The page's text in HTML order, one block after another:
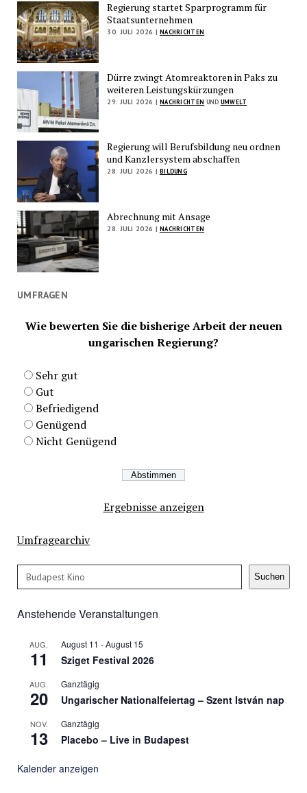
Regierung startet Sparprogramm für
Staatsunternehmen
30. JULI 2026 | NACHRICHTEN
Dürre zwingt Atomreaktoren in Paks zu
weiteren Leistungskürzungen
29. JULI 2026 | NACHRICHTEN UND UMWELT
Regierung will Berufsbildung neu ordnen
und Kanzlersystem abschaffen
28. JULI 2026 | BILDUNG
Abrechnung mit Ansage
28. JULI 2026 | NACHRICHTEN
UMFRAGEN
Wie bewerten Sie die bisherige Arbeit der neuen
ungarischen Regierung?
Sehr gut
Gut
Befriedigend
Genügend
Nicht Genügend
Ergebnisse anzeigen
Umfragearchiv
Suchen Suchen
Anstehende Veranstaltungen
AUG.
11
August 11 -August 15
Sziget Festival 2026
AUG.
20
Ganztägig
Ungarischer Nationalfeiertag – Szent István nap
NOV.
13
Ganztägig
Placebo – Live in Budapest
Kalender anzeigen